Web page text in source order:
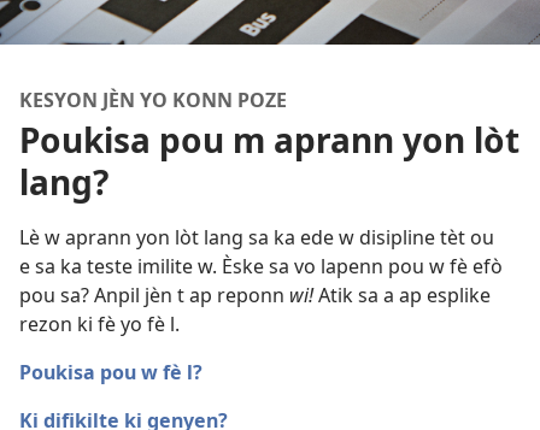
KESYON JÈN YO KONN POZE
Poukisa pou m aprann yon lòt
lang?
Lè w aprann yon lòt lang sa ka ede w disipline tèt ou
e sa ka teste imilite w. Èske sa vo lapenn pou w fè efò
pou sa? Anpil jèn t ap reponn wi!Atik sa a ap esplike
rezon ki fè yo fè l.
Poukisa pou w fè l?
Ki difikilte ki genyen?